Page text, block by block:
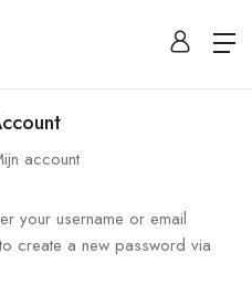
account
your username or email
create a new password via